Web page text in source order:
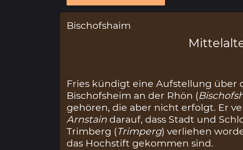
Bischofshaim
Fries kündigt eine Aufstellung über
Bischofsheim an der Rhön (
gehören, die aber nicht erfolgt. Er
Arnstain darauf, dass Stadt und
Trimberg (Trimperg) verliehen
das Hochstift gekommen sind.